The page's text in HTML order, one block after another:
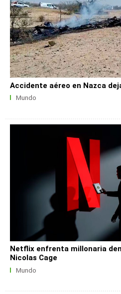
Accidente aéreo en Nazca
Mundo
Netflix enfrenta millonaria
Nicolas Cage
Mundo